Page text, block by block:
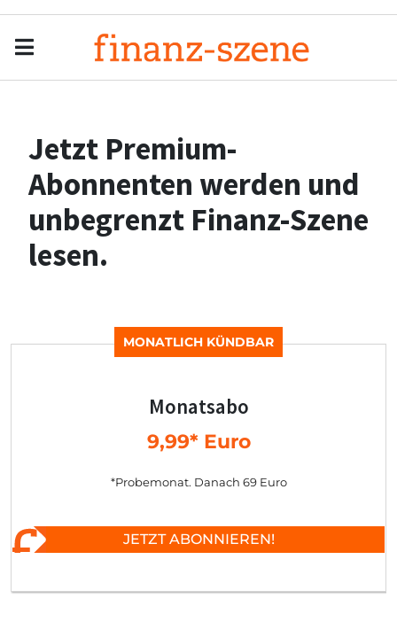
Jetzt Premium-
Abonnenten werden und
unbegrenzt Finanz-Szene
lesen.
MONATLICH KÜNDBAR
Monatsabo
9,99* Euro
*Probemonat. Danach 69 Euro
JETZT ABONNIEREN!